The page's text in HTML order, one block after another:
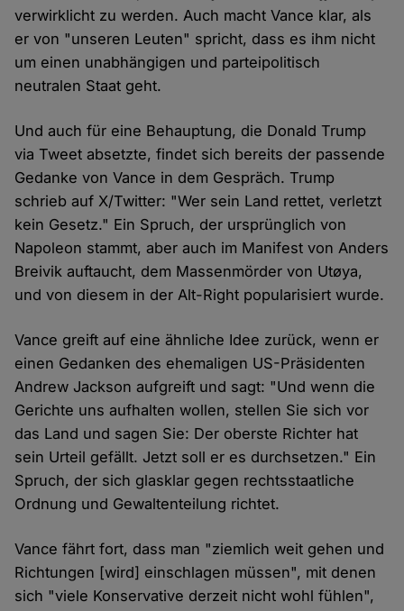
verwirklicht zu werden. Auch macht Vance klar, als
er von "unseren Leuten" spricht, dass es ihm nicht
um einen unabhängigen und parteipolitisch
neutralen Staat geht.
Und auch für eine Behauptung, die Donald Trump
via Tweet absetzte, findet sich bereits der passende
Gedanke von Vance in dem Gespräch. Trump
schrieb auf X/Twitter: "Wer sein Land rettet, verletzt
kein Gesetz." Ein Spruch, der ursprünglich von
Napoleon stammt, aber auch im Manifest von Anders
Breivik auftaucht, dem Massenmörder von Utøya,
und von diesem in der Alt-Right popularisiert wurde.
Vance greift auf eine ähnliche Idee zurück, wenn er
einen Gedanken des ehemaligen US-Präsidenten
Andrew Jackson aufgreift und sagt: "Und wenn die
Gerichte uns aufhalten wollen, stellen Sie sich vor
das Land und sagen Sie: Der oberste Richter hat
sein Urteil gefällt. Jetzt soll er es durchsetzen." Ein
Spruch, der sich glasklar gegen rechtsstaatliche
Ordnung und Gewaltenteilung richtet.
Vance fährt fort, dass man "ziemlich weit gehen und
Richtungen [wird] einschlagen müssen", mit denen
sich "viele Konservative derzeit nicht wohl fühlen",